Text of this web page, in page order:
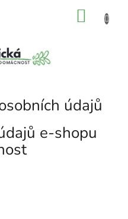
údajů
e-shopu